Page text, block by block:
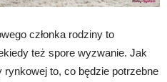
członka rodziny to
też spore wyzwanie. Jak
to, co będzie potrzebne